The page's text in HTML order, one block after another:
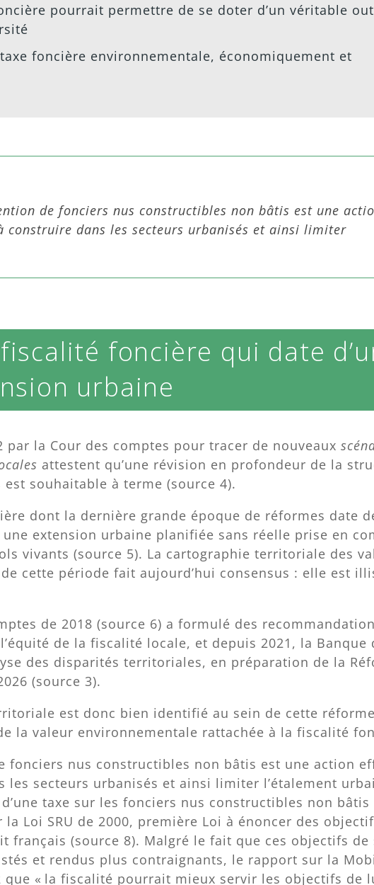
pourrait permettre de se doter d’un véritable
foncière environnementale, économiquement et
de fonciers nus constructibles non bâtis est une
construire dans les secteurs urbanisés et ainsi limiter
foncière qui date
urbaine
par la Cour des comptes pour tracer de nouveaux
attestent qu’une révision en profondeur de la
souhaitable à terme (source 4).
dont la dernière grande époque de réformes date
extension urbaine planifiée sans réelle prise en
vivants (source 5). La cartographie territoriale des
cette période fait aujourd’hui consensus : elle est
de 2018 (source 6) a formulé des
de la fiscalité locale, et depuis 2021, la Banque
des disparités territoriales, en préparation de la
(source 3).
est donc bien identifié au sein de cette
la valeur environnementale rattachée à la fiscalité
fonciers nus constructibles non bâtis est une action
secteurs urbanisés et ainsi limiter l’étalement
taxe sur les fonciers nus constructibles non bâtis
Loi SRU de 2000, première Loi à énoncer des
français (source 8). Malgré le fait que ces objectifs de
et rendus plus contraignants, le rapport sur la
que « la fiscalité pourrait mieux servir les objectifs de